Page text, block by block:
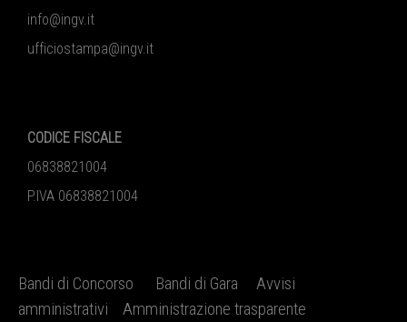
info@ingv.it
ufficiostampa@ingv.it
CODICE FISCALE
06838821004
P.IVA 06838821004
Bandi di Concorso Bandi di Gara
Avvisi
amministrativi
Amministrazione trasparente